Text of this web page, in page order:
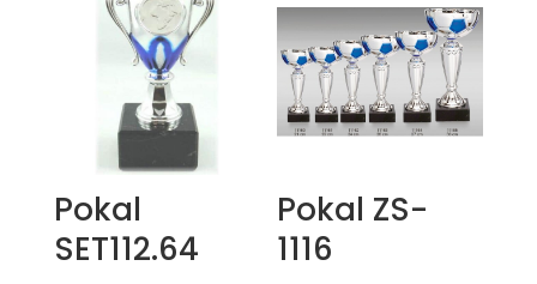
Pokal
SET112.64
Pokal ZS-
1116